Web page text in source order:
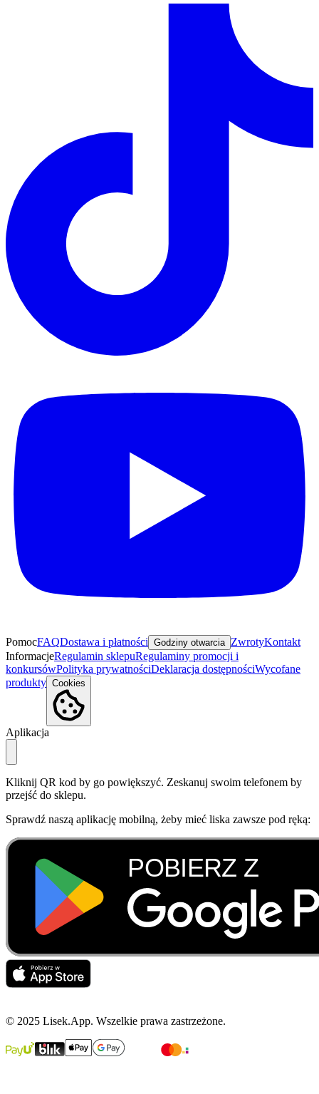
PomocFAQDostawa i płatności Godziny otwarcia ZwrotyKontakt
InformacjeRegulamin sklepuRegulaminy promocji i
konkursówPolityka prywatnościDeklaracja dostępnościWycofane
produkty Cookies
Aplikacja
Kliknij QR kod by go powiększyć. Zeskanuj swoim telefonem by
przejść do sklepu.
Sprawdź naszą aplikację mobilną, żeby mieć liska zawsze pod ręką:
© 2025 Lisek.App. Wszelkie prawa zastrzeżone.